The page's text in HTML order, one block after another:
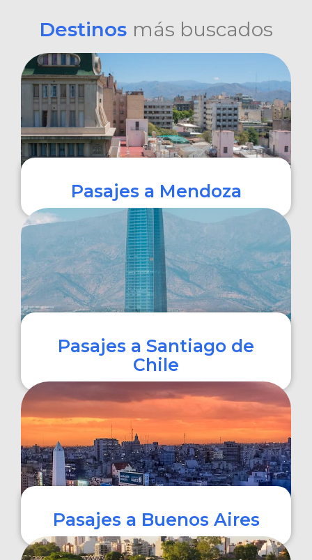
Destinos más buscados
Pasajes a Mendoza
COMPRAR
Pasajes a Santiago de
Chile
Pasajes a Buenos Aires